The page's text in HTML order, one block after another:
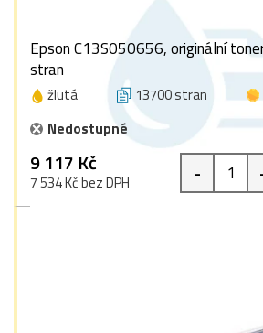
Epson C13S050656, originální
stran
žlutá 13700 stran
Nedostupné
9 117 Kč
7 534 Kč bez DPH -